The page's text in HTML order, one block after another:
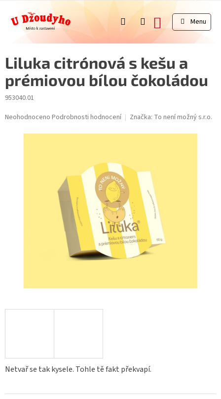
obsah
NÁKUPNÍ
KOŠÍK
Liluka citrónová s kešu a
prémiovou bílou čokoládou
953040.01
Průměrné
produktu
Neohodnoceno Podrobnosti hodnocení Značka: To není možný s.r.o.
Netvař se tak kysele. Tohle tě fakt překvapí.